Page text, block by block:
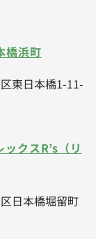
橋浜町
東日本橋1-11-
クスR’s（リ
日本橋堀留町